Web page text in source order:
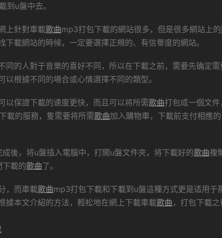
到u盤中去。
上針對車載歌曲mp3打包下載的網站很多，但是很多網站上的
下載網站的時候，一定要選擇正規的、有信譽度的網站。
同的人對于音樂的喜好不同，所以在下載之前，需要先确定需
根據不同的場合或心情選擇不同的類型。
以保證下載的速度更快，而且可以将所需歌曲打包成一個文件
載的服務，隻需要将所需歌曲加入購物車，下載前支付相應的
後，将u盤插入電腦中，打開u盤文件夾，将下載好的歌曲複
載的歌曲了。
，而車載歌曲mp3打包下載和下載到u盤這種方式更是适用于
據本文介紹的方法，輕松地在網上下載車載歌曲 ，打包下載之